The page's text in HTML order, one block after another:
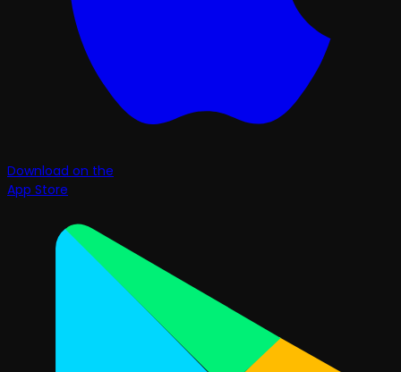
Download on the
App Store